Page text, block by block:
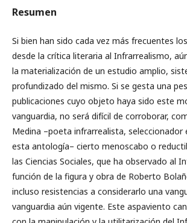
Resumen
Si bien han sido cada vez más frecuentes
desde la crítica literaria al Infrarrealismo,
la materialización de un estudio amplio,
profundizado del mismo. Si se gesta una
publicaciones cuyo objeto haya sido este
vanguardia, no será difícil de corroborar,
Medina –poeta infrarrealista,
esta antología– cierto menoscabo o
las Ciencias Sociales, que ha observado al
función de la figura y obra de Roberto
incluso resistencias a considerarlo una
vanguardia aún vigente. Este aspaviento